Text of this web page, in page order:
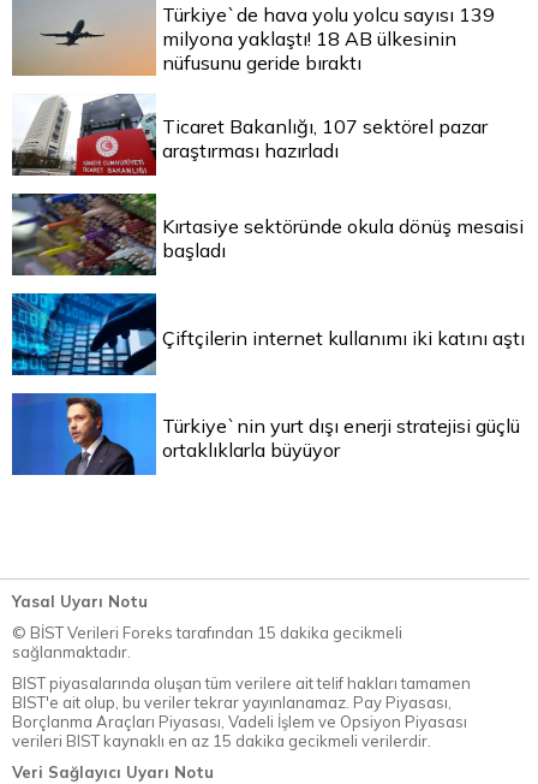
Türkiye`de hava yolu yolcu sayısı 139
milyona yaklaştı! 18 AB ülkesinin
nüfusunu geride bıraktı
Ticaret Bakanlığı, 107 sektörel pazar
araştırması hazırladı
Kırtasiye sektöründe okula dönüş mesaisi
başladı
Çiftçilerin internet kullanımı iki katını aştı
Türkiye`nin yurt dışı enerji stratejisi güçlü
ortaklıklarla büyüyor
Yasal Uyarı Notu
© BİST Verileri Foreks tarafından 15 dakika gecikmeli
sağlanmaktadır.
BIST piyasalarında oluşan tüm verilere ait telif hakları tamamen
BIST'e ait olup, bu veriler tekrar yayınlanamaz. Pay Piyasası,
Borçlanma Araçları Piyasası, Vadeli İşlem ve Opsiyon Piyasası
verileri BIST kaynaklı en az 15 dakika gecikmeli verilerdir.
Veri Sağlayıcı Uyarı Notu